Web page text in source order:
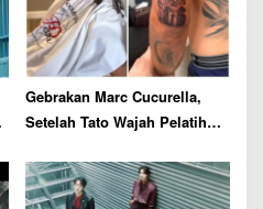
Gebrakan Marc Cucurella,
Setelah Tato Wajah Pelatih
Rambut